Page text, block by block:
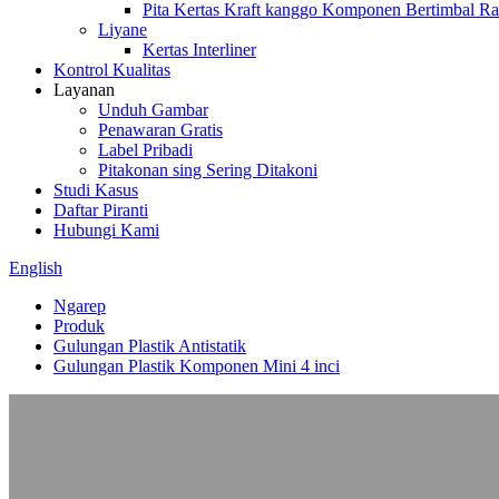
Pita Kertas Kraft kanggo Komponen Bertimbal
Liyane
Kertas Interliner
Kontrol Kualitas
Layanan
Unduh Gambar
Penawaran Gratis
Label Pribadi
Pitakonan sing Sering Ditakoni
Studi Kasus
Daftar Piranti
Hubungi Kami
English
Ngarep
Produk
Gulungan Plastik Antistatik
Gulungan Plastik Komponen Mini 4 inci